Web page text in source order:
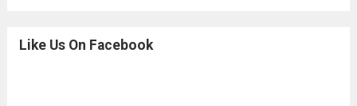
Like Us On Facebook